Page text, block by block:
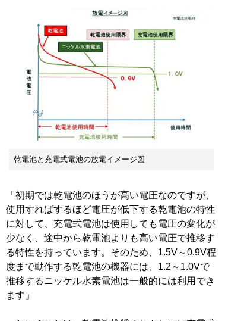
乾電池と充電式電池の放電イメージ図
「初期では乾電池のほうが高い電圧なのですが、
使用すればするほど電圧が低下する乾電池の特性
に対して、充電式電池は使用しても電圧の変化が
少なく、途中から乾電池よりも高い電圧で推移す
る特性を持っています。そのため、1.5V～0.9V程
度まで動作する乾電池の機器には、1.2～1.0Vで
推移するニッケル水素電池は一般的には利用でき
ます」